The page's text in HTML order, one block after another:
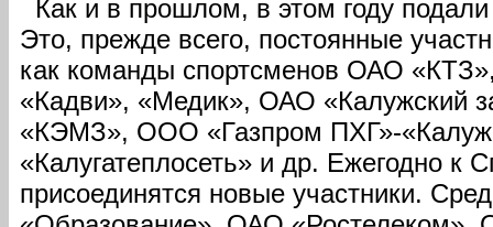
Как и в прошлом, в этом году
Это, прежде всего, постоянные
как команды спортсменов ОАО
«Кадви», «Медик», ОАО «Калужский
«КЭМЗ», ООО «Газпром ПХГ»-
«Калугатеплосеть» и др. Ежегодно к
присоединятся новые участники.